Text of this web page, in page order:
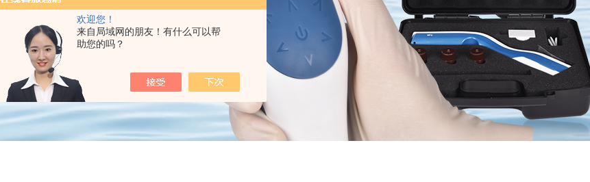
欢迎您！
来自局域网的朋友！有什么可以帮
助您的吗？